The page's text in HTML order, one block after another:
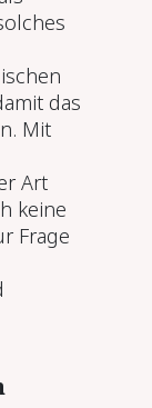
das
Mit
Art
keine
Frage